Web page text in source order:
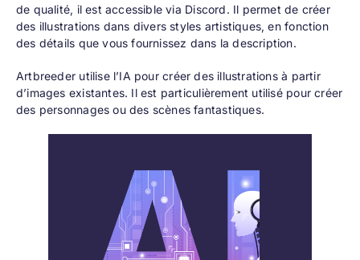
de qualité, il est accessible via Discord. Il permet de créer
des illustrations dans divers styles artistiques, en fonction
des détails que vous fournissez dans la description.
Artbreeder utilise l’IA pour créer des illustrations à partir
d’images existantes. Il est particulièrement utilisé pour créer
des personnages ou des scènes fantastiques.